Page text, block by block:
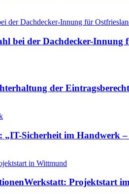
bei der Dachdecker-
der
Sicherheit im Handwerk
Projektstart